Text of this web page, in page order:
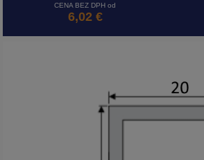
CENA BEZ DPH od
6,02 €